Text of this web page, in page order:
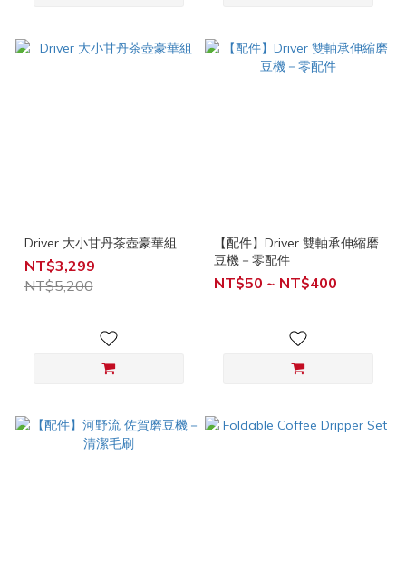
Driver 大小甘丹茶壺豪華組
NT$3,299
NT$5,200
【配件】Driver 雙軸承伸縮磨
豆機－零配件
NT$50 ~ NT$400